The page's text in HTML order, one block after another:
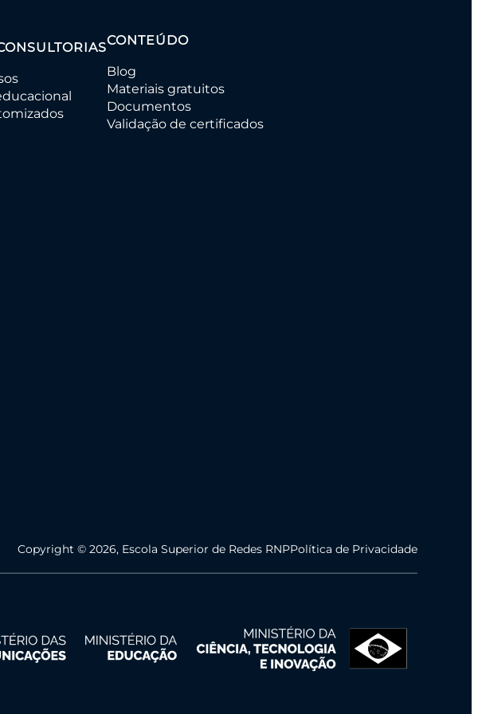
CONTEÚDO
Blog
Materiais gratuitos
Documentos
Validação de certificados
Copyright © 2026, Escola Superior de Redes RNPPolítica de Privacidade